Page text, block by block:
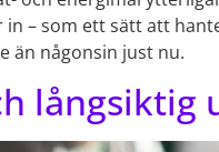
– som ett sätt att
än någonsin just nu.
långsiktig